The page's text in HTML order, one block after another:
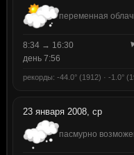
переменная
8:34 → 16:30
день 7:56
рекорды: -44.0° (1912) · -1.0°
23 января 2008, ср
пасмурно